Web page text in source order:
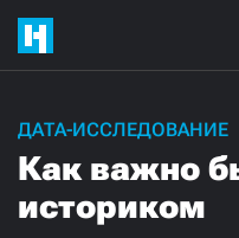
ДАТА-ИССЛЕДОВАНИЕ
Как важно
историком
нашу
Ежемесячно